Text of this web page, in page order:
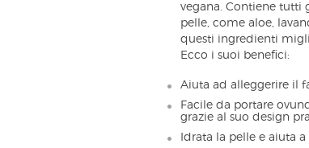
vegana. Contiene
pelle, come aloe,
questi ingredienti
Ecco i suoi benefici:
Aiuta ad alleggerire il
Facile da portare
grazie al suo design
Idrata la pelle e aiuta